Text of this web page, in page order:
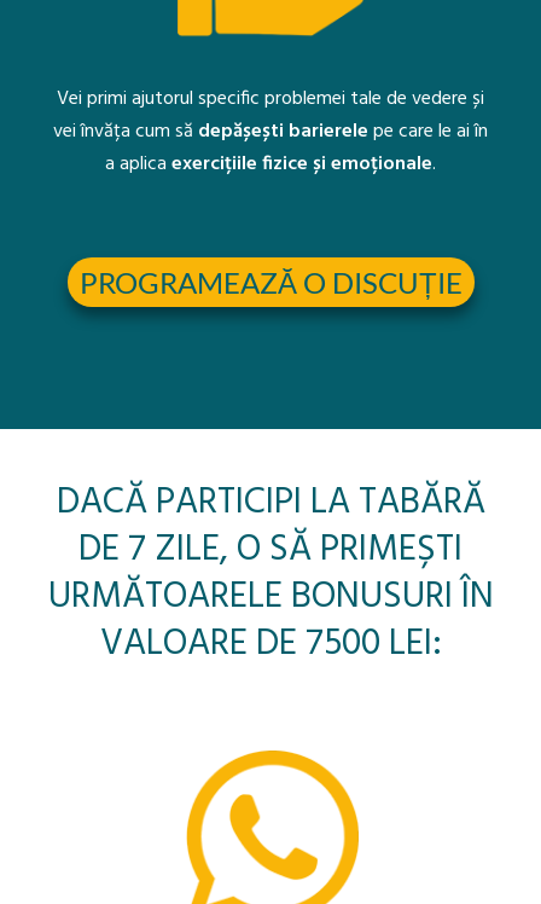
Vei primi ajutorul specific problemei tale de vedere și
vei învăța cum să depășești barierelepe care le ai în
a aplicaexercițiile fizice și emoționale.
PROGRAMEAZĂ O DISCUȚIE
DACĂ PARTICIPI LA TABĂRĂ
DE 7 ZILE, O SĂ PRIMEȘTI
URMĂTOARELE BONUSURI ÎN
VALOARE DE 7500 LEI: